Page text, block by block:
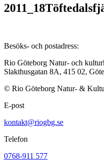
Besöks- och postadress:
Rio Göteborg Natur- och
Slakthusgatan 8A, 415 02,
© Rio Göteborg Natur- &
E-post
kontakt@riogbg.se
Telefon
0768-911 577